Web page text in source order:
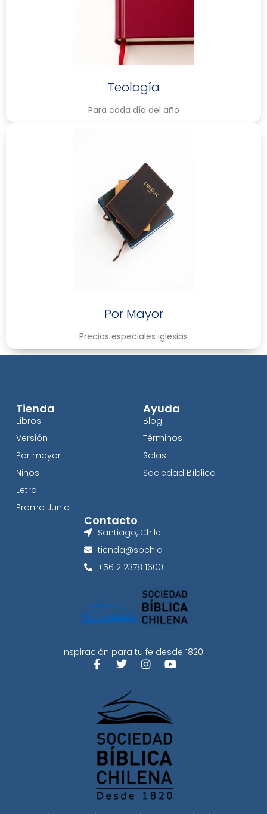
Teología
Para cada día del año
Por Mayor
Precios especiales iglesias
Inspiración para tu fe desde 1820.
Tienda
Libros
Versión
Por mayor
Niños
Letra
Promo Junio
Ayuda
Blog
Términos
Salas
Sociedad Bíblica
Contacto
Santiago, Chile
tienda@sbch.cl
+56 2 2378 1600